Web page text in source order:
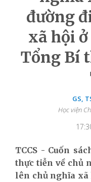
đường
xã hội ở
Tổng Bí
GS,
Học viện
TCCS - Cuốn
thực tiễn về chủ
lên chủ nghĩa xã